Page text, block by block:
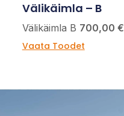
Välikäimla – B
Välikäimla B 700,00 €
Vaata Toodet